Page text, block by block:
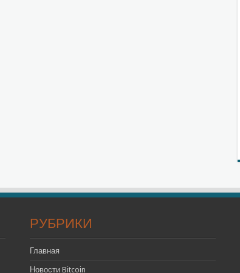
РУБРИКИ
Главная
Новости Bitcoin